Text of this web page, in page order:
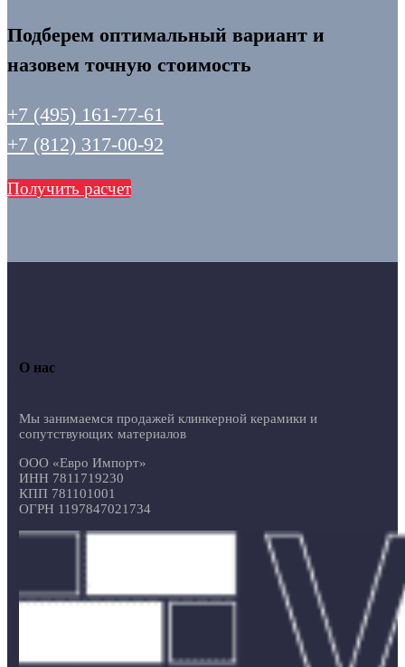
Подберем оптимальный вариант и
назовем точную стоимость
+7 (495) 161-77-61
+7 (812) 317-00-92
Получить расчет
О нас
Мы занимаемся продажей клинкерной керамики и
сопутствующих материалов
ООО «Евро Импорт»
ИНН 7811719230
КПП 781101001
ОГРН 1197847021734